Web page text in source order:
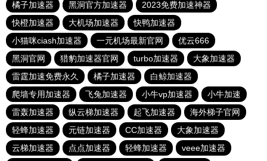
橘子加速器
黑洞官方加速器
2023免费加速神器
快橙加速器
大机场加速器
快鸭加速器
小猫咪ciash加速器
一元机场最新官网
优云666
黑洞官网
猎豹加速器官网 turbo加速器
大象加速器
雷霆加速免费永久
橘子加速器
白鲸加速器
爬墙专用加速器
飞兔加速器 小牛vp加速器
小牛加速
雷轰加速器
纵云梯加速器 起飞加速器
海外梯子官网
轻蜂加速器
元链加速器 CC加速器
大象加速器
云梯加速器
点点加速器 轻蜂加速器 veee加速器